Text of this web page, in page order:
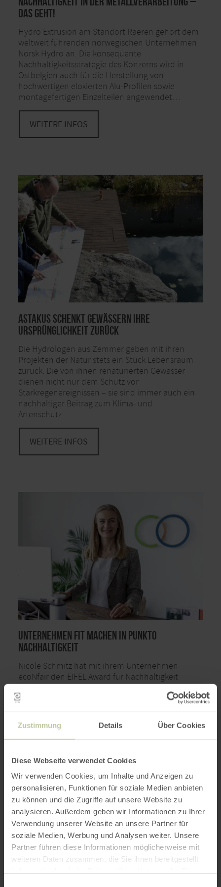
Zustimmung Details Über Cookies
Diese Webseite verwendet Cookies
Wir verwenden Cookies, um Inhalte und Anzeigen zu
personalisieren, Funktionen für soziale Medien anbieten
zu können und die Zugriffe auf unsere Website zu
analysieren. Außerdem geben wir Informationen zu Ihrer
Verwendung unserer Website an unsere Partner für
soziale Medien, Werbung und Analysen weiter. Unsere
Partner führen diese Informationen möglicherweise mit
weiteren Daten zusammen, die Sie ihnen bereitgestellt
das geht!
Hydro Extrusion am Standort Raeren gehört dem
weltweit führenden norwegischen Unternehmen
Norsk Hydro an. Die konsequente
Nachhaltigkeitsstrategie des Konzerns wird in
Ostbelgien auch für die Herstellung von
hochwertigen eloxierten Alu-Profilen sowie
montagefertigen Einzelteilen angewendet…
WEITERE INFOS
Astakus schenkt Gewässern ihre
Ursprünglichkeit zurück
Die Hydrologen aus Zemmer geben mit ihren
Projekten der Natur stets ein Stück Lebensraum
zurück. Die von ihnen renaturierten Gewässer
dienen nicht nur dem Schutz vor
Starkregenereignissen – sie sind immer auch ein
nachhaltiger Beitrag zum Klima- und
Artenschutz…
WEITERE INFOS
Unternehmen fit machen in Punkto
Nachhaltigkeit
Nicole Schmitz hat mit ihrem Unternehmen
ecoNfair den EIFEL Award für Nachhaltigkeit
gewonnen. Sie berät und unterstützt Betriebe,
damit diese für die bestehenden und
kommenden gesetzlichen
Nachhaltigkeitsanforderungen gut gerüstet sind.
Mit Marina Schwarz hat sie zudem die GbR
„GRÜNschaffen“ gegründet…